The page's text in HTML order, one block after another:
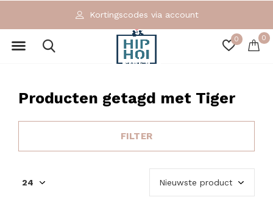
0 0
Kortingscodes via account
Producten getagd met Tiger
FILTER